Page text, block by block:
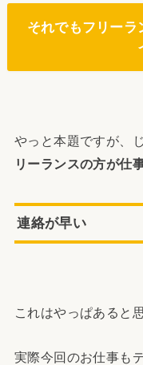
それでもフリー
やっと本題ですが、
リーランスの方が仕
連絡が早い
これはやっぱあると思
実際今回のお仕事も